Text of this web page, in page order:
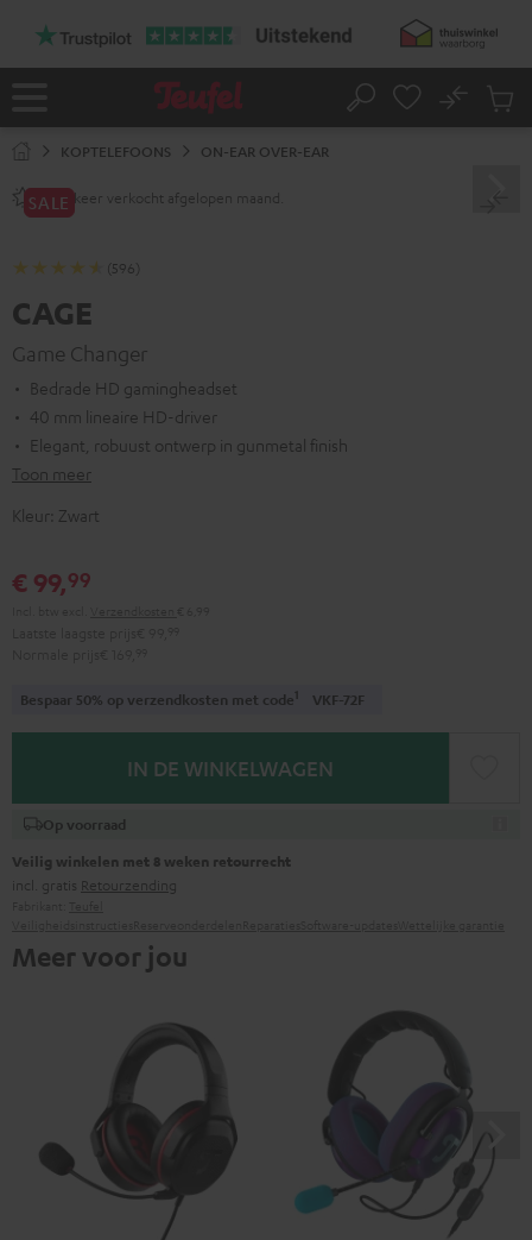
Home Zoeken
No
KOPTELEFOONS ON-EAR OVER-EAR
1200+ keer verkocht afgelopen maand.
SALE
(596)
CAGE
Game Changer
Bedrade HD gamingheadset
40 mm lineaire HD-driver
Elegant, robuust ontwerp in gunmetal finish
Toon meer
Kleur: Zwart
€ 99,99
Bespaar 50% op verzendkosten met code1 VKF-72F
IN DE WINKELWAGEN
Op voorraad
Veilig winkelen met 8 weken retourrecht
incl. gratis Retourzending
Meer voor jou